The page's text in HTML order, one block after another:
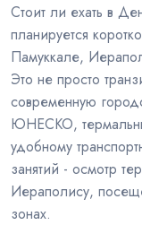
Стоит ли ехать в
планируется
Памуккале,
Это не просто
современную
ЮНЕСКО,
удобному
занятий - осмотр
Иераполису,
зонах.